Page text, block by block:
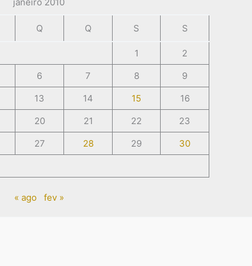
Q Q S S
1
2
6 7 8
9
13 14 15
16
20 21 22
23
27 28 29
30
« ago fev »